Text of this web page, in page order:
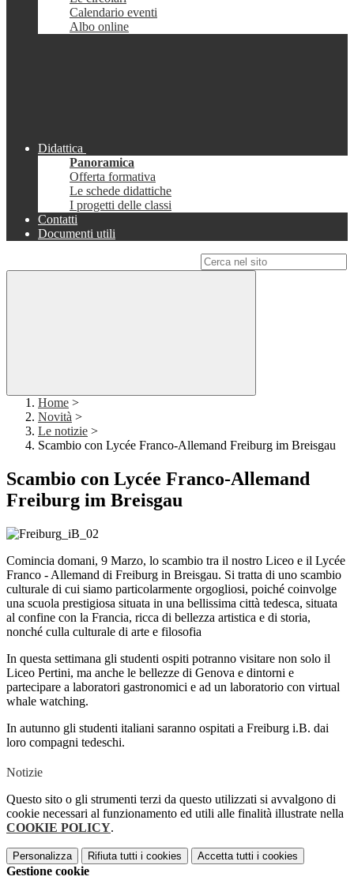
Calendario eventi
Albo online
Didattica
Panoramica
Offerta formativa
Le schede didattiche
I progetti delle classi
Contatti
Documenti utili
Home >
Novità >
Le notizie >
Scambio con Lycée Franco-Allemand Freiburg im Breisgau
Scambio con Lycée Franco-Allemand
Freiburg im Breisgau
Comincia domani, 9 Marzo, lo scambio tra il nostro Liceo e il Lycée
Franco - Allemand di Freiburg in Breisgau. Si tratta di uno scambio
culturale di cui siamo particolarmente orgogliosi, poiché coinvolge
una scuola prestigiosa situata in una bellissima città tedesca, situata
al confine con la Francia, ricca di bellezza artistica e di storia,
nonché culla culturale di arte e filosofia
In questa settimana gli studenti ospiti potranno visitare non solo il
Liceo Pertini, ma anche le bellezze di Genova e dintorni e
partecipare a laboratori gastronomici e ad un laboratorio con virtual
whale watching.
In autunno gli studenti italiani saranno ospitati a Freiburg i.B. dai
loro compagni tedeschi.
Notizie
Questo sito o gli strumenti terzi da questo utilizzati si avvalgono di
cookie necessari al funzionamento ed utili alle finalità illustrate nella
COOKIE POLICY.
Personalizza Rifiuta tutti i cookies Accetta tutti i cookies
Gestione cookie